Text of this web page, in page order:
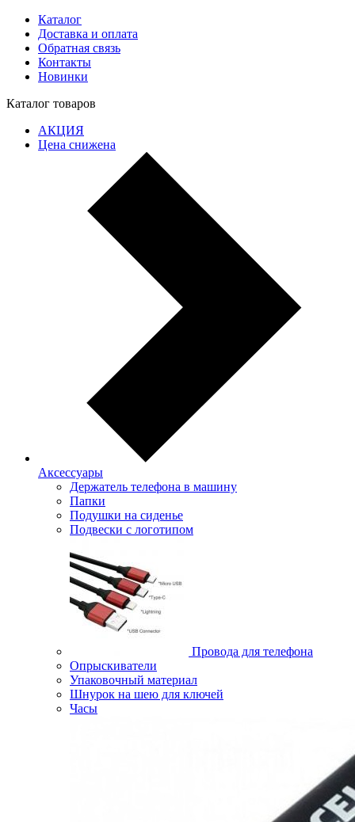
Каталог
Доставка и оплата
Обратная связь
Контакты
Новинки
Каталог товаров
АКЦИЯ
Цена снижена
Аксессуары
Держатель телефона в машину
Папки
Подушки на сиденье
Подвески с логотипом
Провода для телефона
Опрыскиватели
Упаковочный материал
Шнурок на шею для ключей
Часы